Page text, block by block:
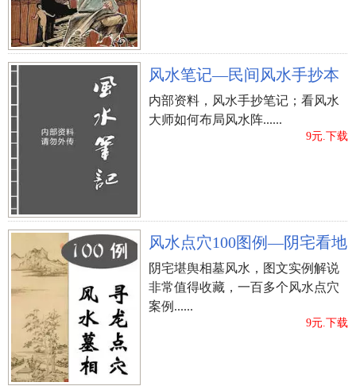
上一篇：农历十一月二十七日子合适新手室内装修新
房吗？
风水笔记—民间风水手抄本
内部资料，风水手抄笔记；看风水
大师如何布局风水阵......
9元.下载
风水点穴100图例—阴宅看地
阴宅堪舆相墓风水，图文实例解说
非常值得收藏，一百多个风水点穴
案例......
9元.下载